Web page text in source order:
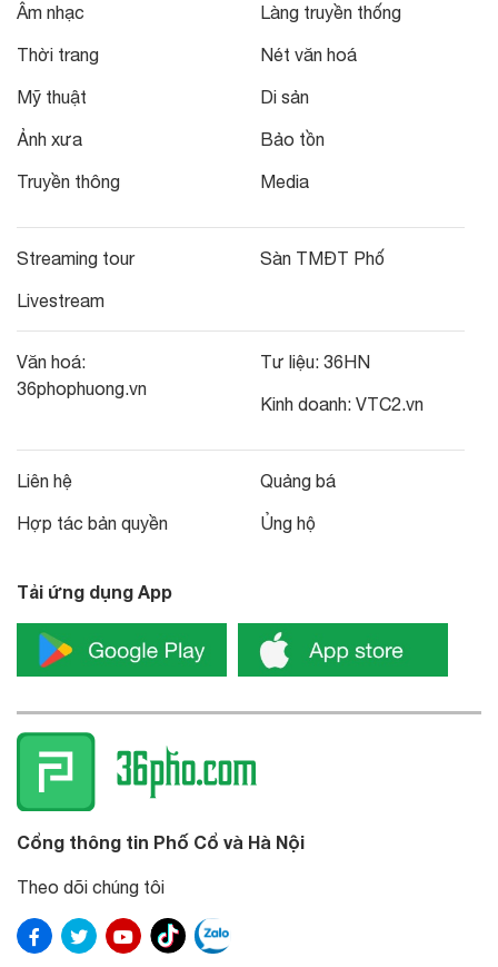
Âm nhạc
Thời trang
Mỹ thuật
Ảnh xưa
Truyền thông
Làng truyền thống
Nét văn hoá
Di sản
Bảo tồn
Media
Streaming tour
Livestream
Sàn TMĐT Phố
Văn hoá:
36phophuong.vn
Tư liệu: 36HN
Kinh doanh: VTC2.vn
Liên hệ
Hợp tác bản quyền
Quảng bá
Ủng hộ
Tải ứng dụng App
Cổng thông tin Phố Cổ và Hà Nội
Theo dõi chúng tôi